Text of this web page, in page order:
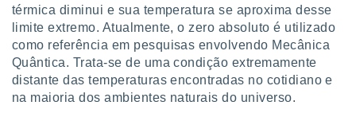
medir o
dos
os
de
ou
de dados
térmica diminui e sua temperatura se aproxima desse
limite extremo. Atualmente, o zero absoluto é utilizado
como referência em pesquisas envolvendo Mecânica
Quântica. Trata-se de uma condição extremamente
distante das temperaturas encontradas no cotidiano e
na maioria dos ambientes naturais do universo.